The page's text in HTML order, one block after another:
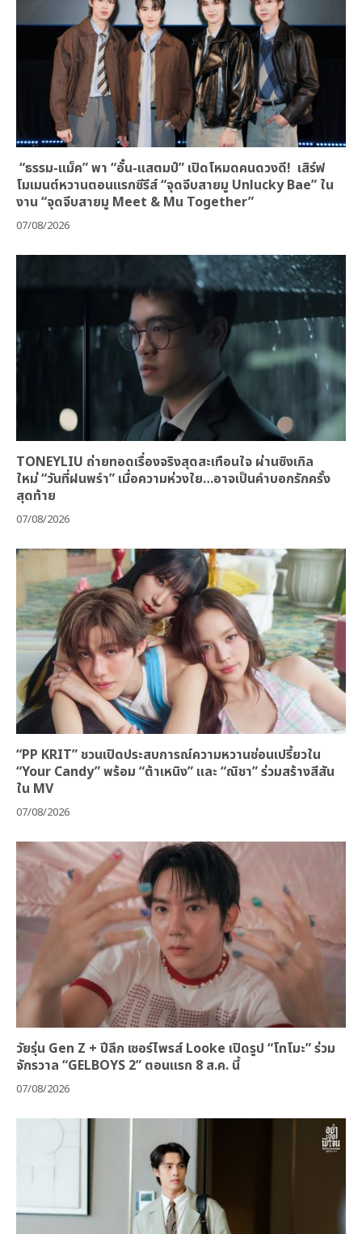
“ธรรม-แม็ค” พา “อั๋น-แสตมป์” เปิดโหมดคนดวงดี! เสิร์ฟ
โมเมนต์หวานตอนแรกซีรีส์ “จุดจีบสายมู Unlucky Bae” ใน
งาน “จุดจีบสายมู Meet & Mu Together”
07/08/2026
TONEYLIU ถ่ายทอดเรื่องจริงสุดสะเทือนใจ ผ่านซิงเกิล
ใหม่ “วันที่ฝนพรำ” เมื่อความห่วงใย…อาจเป็นคำบอกรักครั้ง
สุดท้าย
07/08/2026
“PP KRIT” ชวนเปิดประสบการณ์ความหวานซ่อนเปรี้ยวใน
“Your Candy” พร้อม “ต้าเหนิง” และ “ณิชา” ร่วมสร้างสีสัน
ใน MV
07/08/2026
วัยรุ่น Gen Z + ปีลึก เซอร์ไพรส์ Looke เปิดรูป “โทโมะ” ร่วม
จักรวาล “GELBOYS 2” ตอนแรก 8 ส.ค. นี้
07/08/2026